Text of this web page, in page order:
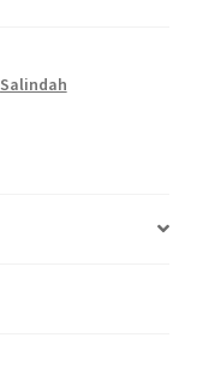
Salindah